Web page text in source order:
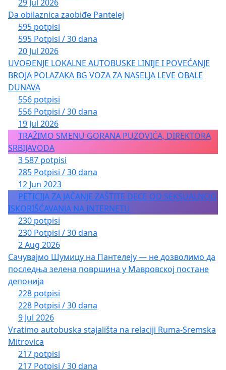
29 Jul 2026
Da obilaznica zaobiđe Pantelej
595 potpisi
595 Potpisi / 30 dana
20 Jul 2026
UVOĐENJE LOKALNE AUTOBUSKE LINIJE I POVEĆANJE
BROJA POLAZAKA BG VOZA ZA NASELJA LEVE OBALE
DUNAVA
556 potpisi
556 Potpisi / 30 dana
19 Jul 2026
TRAŽIMO SMENU GORANA PUZOVIĆA, DIREKTORA
SRBIJAVODA
3 587 potpisi
285 Potpisi / 30 dana
12 Jun 2023
PETICIJA ZA JAČANJE ZAŠTITE DECE OD SEKSUALNOG
ISKORIŠĆAVANJA NA INTERNETU
230 potpisi
230 Potpisi / 30 dana
2 Aug 2026
Сачувајмо Шумицу на Пантелеју — не дозволимо да
последња зелена површина у Мавровској постане
депонија
228 potpisi
228 Potpisi / 30 dana
9 Jul 2026
Vratimo autobuska stajališta na relaciji Ruma-Sremska
Mitrovica
217 potpisi
217 Potpisi / 30 dana